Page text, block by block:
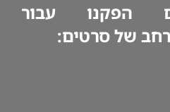
הפקנו עבור